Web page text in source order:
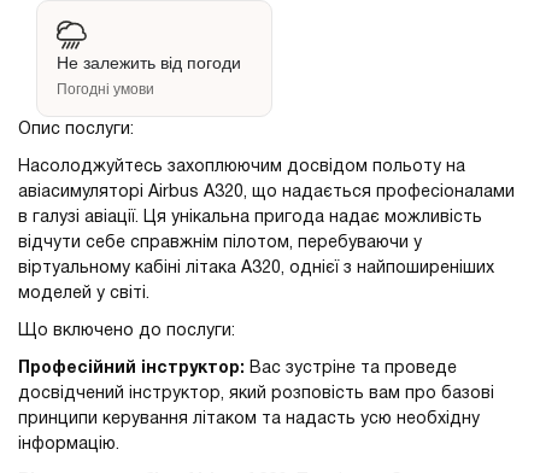
Не залежить від погоди
Погодні умови
Опис послуги:
Насолоджуйтесь захоплюючим досвідом польоту на
авіасимуляторі Airbus A320, що надається професіоналами
в галузі авіації. Ця унікальна пригода надає можливість
відчути себе справжнім пілотом, перебуваючи у
віртуальному кабіні літака A320, однієї з найпоширеніших
моделей у світі.
Що включено до послуги:
Професійний інструктор: Вас зустріне та проведе
досвідчений інструктор, який розповість вам про базові
принципи керування літаком та надасть усю необхідну
інформацію.